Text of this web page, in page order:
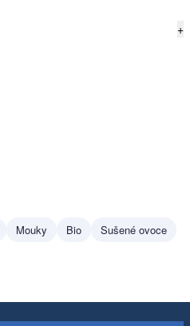
+
Mouky Bio
Sušené ovoce